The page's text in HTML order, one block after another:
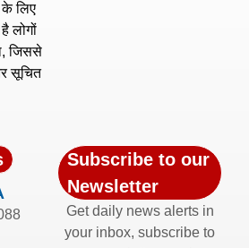
लिए
लोगों
जिससे
सूचित
Subscribe to our
Newsletter
Get daily news alerts in
your inbox, subscribe to